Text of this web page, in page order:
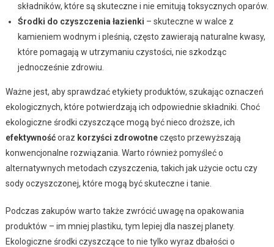
składników, które są skuteczne i nie emitują toksycznych oparów.
Środki do czyszczenia łazienki – skuteczne w walce z
kamieniem wodnym i pleśnią, często zawierają naturalne kwasy,
które pomagają w utrzymaniu czystości, nie szkodząc
jednocześnie zdrowiu.
Ważne jest, aby sprawdzać etykiety produktów, szukając oznaczeń
ekologicznych, które potwierdzają ich odpowiednie składniki. Choć
ekologiczne środki czyszczące mogą być nieco droższe, ich
efektywnośćoraz korzyści zdrowotneczęsto przewyższają
konwencjonalne rozwiązania. Warto również pomyśleć o
alternatywnych metodach czyszczenia, takich jak użycie octu czy
sody oczyszczonej, które mogą być skuteczne i tanie.
Podczas zakupów warto także zwrócić uwagę na opakowania
produktów – im mniej plastiku, tym lepiej dla naszej planety.
Ekologiczne środki czyszczące to nie tylko wyraz dbałości o